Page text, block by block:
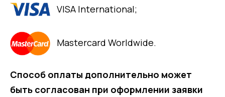
VISA International;
Mastercard Worldwide.
Способ оплаты дополнительно может
быть согласован при оформлении заявки